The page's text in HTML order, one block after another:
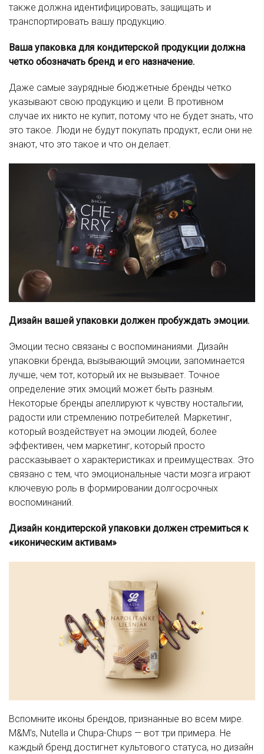
также должна идентифицировать, защищать и
транспортировать вашу продукцию.
Ваша упаковка для кондитерской продукции должна
четко обозначать бренд и его назначение.
Даже самые заурядные бюджетные бренды четко
указывают свою продукцию и цели. В противном
случае их никто не купит, потому что не будет знать, что
это такое. Люди не будут покупать продукт, если они не
знают, что это такое и что он делает.
Дизайн вашей упаковки должен пробуждать эмоции.
Эмоции тесно связаны с воспоминаниями. Дизайн
упаковки бренда, вызывающий эмоции, запоминается
лучше, чем тот, который их не вызывает. Точное
определение этих эмоций может быть разным.
Некоторые бренды апеллируют к чувству ностальгии,
радости или стремлению потребителей. Маркетинг,
который воздействует на эмоции людей, более
эффективен, чем маркетинг, который просто
рассказывает о характеристиках и преимуществах. Это
связано с тем, что эмоциональные части мозга играют
ключевую роль в формировании долгосрочных
воспоминаний.
Дизайн кондитерской упаковки должен стремиться к
«иконическим активам»
Вспомните иконы брендов, признанные во всем мире.
M&M’s, Nutella и Chupa-Chups — вот три примера. Не
каждый бренд достигнет культового статуса, но дизайн